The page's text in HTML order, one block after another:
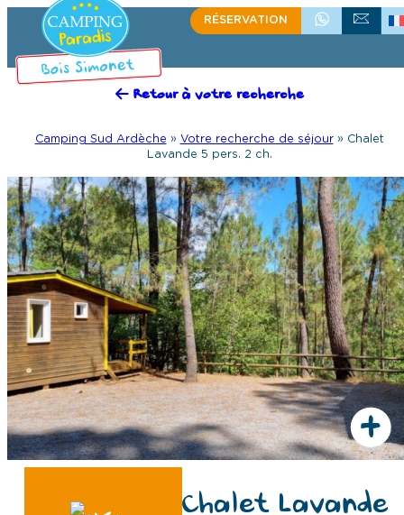
RÉSERVATION+33 (0)4 75 39 58 60
ÉCRIVEZ-
Retour à votre recherche
Camping Sud Ardèche » Votre recherche de séjour» Chalet
Lavande 5 pers. 2 ch.
+
Chalet Lavande